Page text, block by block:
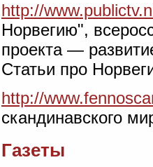
http://
Норвегию",
проекта —
Статьи про
http://
скандинавского
Газеты